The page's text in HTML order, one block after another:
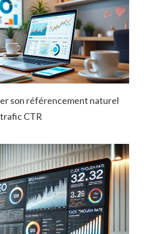
son référencement naturel
trafic CTR